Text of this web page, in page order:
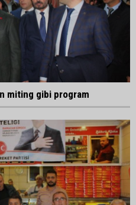
miting gibi program